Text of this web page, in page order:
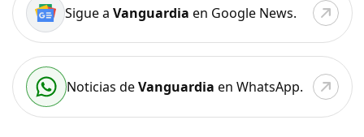
Sigue a Vanguardia en Google News.
Noticias deVanguardia en WhatsApp.